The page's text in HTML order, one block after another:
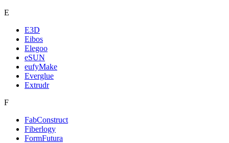
E
E3D
Eibos
Elegoo
eSUN
eufyMake
Everglue
Extrudr
F
FabConstruct
Fiberlogy
FormFutura